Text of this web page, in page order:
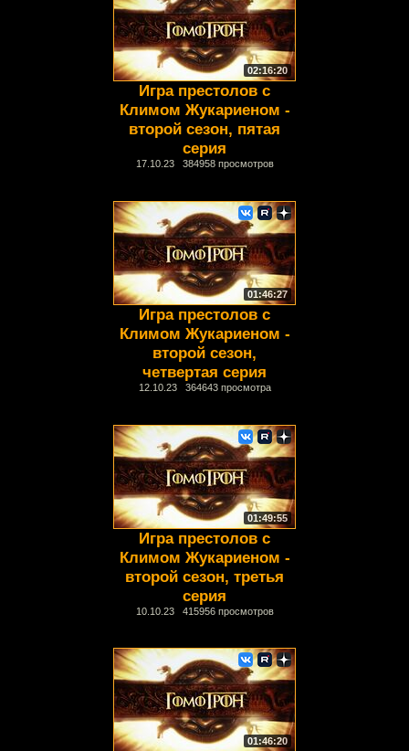
02:16:20
Игра престолов с
Климом Жукариеном -
второй сезон, пятая
серия
17.10.23 384958 просмотров
01:46:27
Игра престолов с
Климом Жукариеном -
второй сезон,
четвертая серия
12.10.23 364643 просмотра
01:49:55
Игра престолов с
Климом Жукариеном -
второй сезон, третья
серия
10.10.23 415956 просмотров
01:46:20